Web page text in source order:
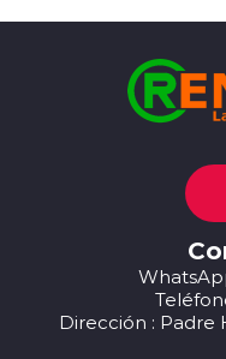
Dirección : Padre